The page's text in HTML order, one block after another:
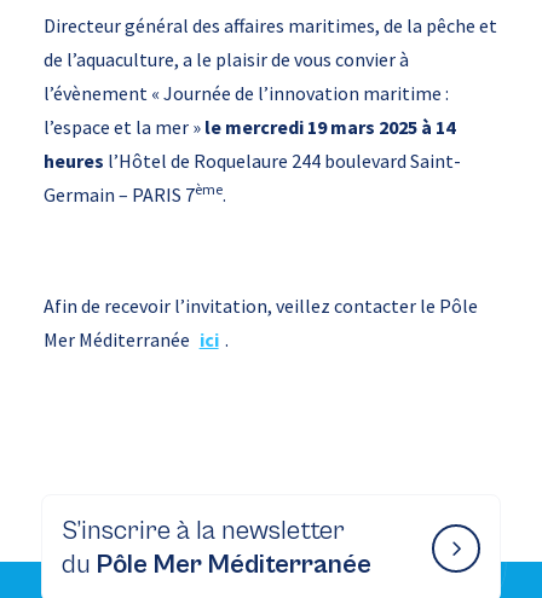
Directeur général des affaires maritimes, de la pêche et
de l’aquaculture, a le plaisir de vous convier à
l’évènement « Journée de l’innovation maritime :
l’espace et la mer » le mercredi 19 mars 2025 à 14
heures l’Hôtel de Roquelaure 244 boulevard Saint-
Germain – PARIS 7ème.
Afin de recevoir l’invitation, veillez contacter le Pôle
Mer Méditerranée ici .
S’inscrire à la newsletter
du Pôle Mer Méditerranée